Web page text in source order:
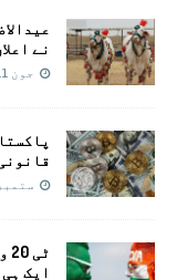
نے
جون 11, 2024
ستمبر 12, 2025